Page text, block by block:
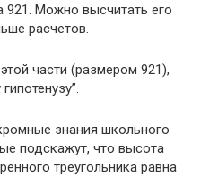
921. Можно высчитать его
расчетов.
части (размером 921),
знания школьного
подскажут, что высота
треугольника равна